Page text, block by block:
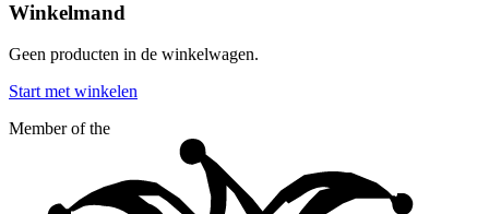
Winkelmand
Geen producten in de winkelwagen.
Start met winkelen
Member of the